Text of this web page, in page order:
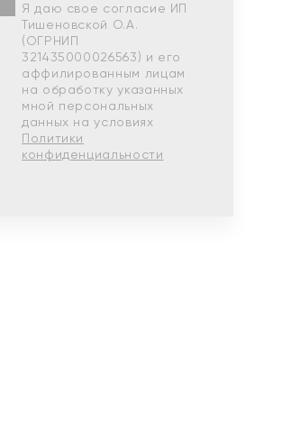
Я даю свое согласие ИП
Тишеновской О.А.
(ОГРНИП
321435000026563) и его
аффилированным лицам
на обработку указанных
мной персональных
данных на условиях
Политики
конфиденциальности